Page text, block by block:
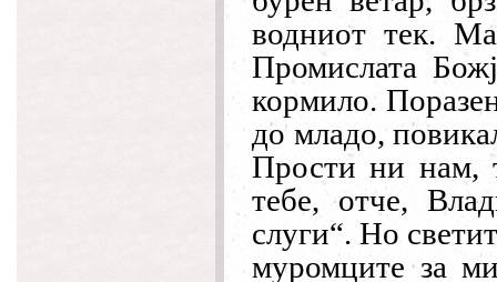
водниот тек.
Промислата
кормило.
до младо,
Прости ни нам,
тебе, отче,
слуги“. Но
муромците за